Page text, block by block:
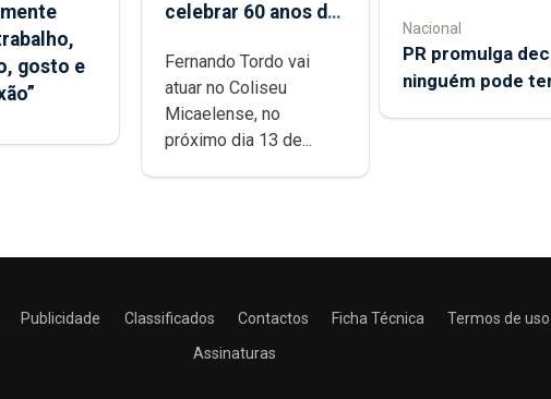
gosto e
celebrar 60 anos de
Micaelense
Fernando Tordo vai
atuar no Coliseu
Micaelense, no
próximo dia 13 de...
Nacional
PR promulga
ninguém pode
Publicidade Classificados Contactos Ficha Técnica Termos de uso
Assinaturas